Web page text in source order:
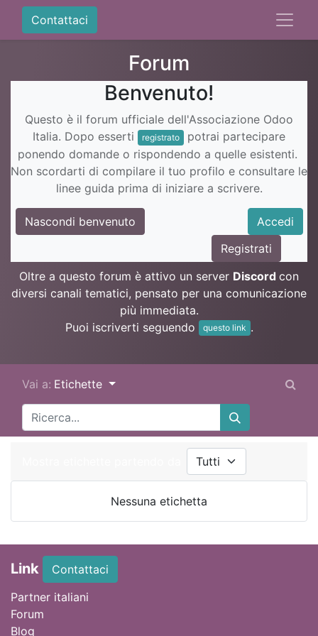
Contattaci
Forum
Benvenuto!
Questo è il forum ufficiale dell'Associazione Odoo
Italia. Dopo esserti
registrato
potrai partecipare
ponendo domande o rispondendo a quelle esistenti.
Non scordarti di compilare il tuo profilo e consultare le
linee guida prima di iniziare a scrivere.
Nascondi benvenuto
Accedi
Registrati
Oltre a questo forum è attivo un server Discord con
diversi canali tematici, pensato per una comunicazione
più immediata.
Puoi iscriverti seguendo
questo link .
Vai a: Etichette
Nessuna etichetta
Link
Contattaci
Partner italiani
Forum
Blog